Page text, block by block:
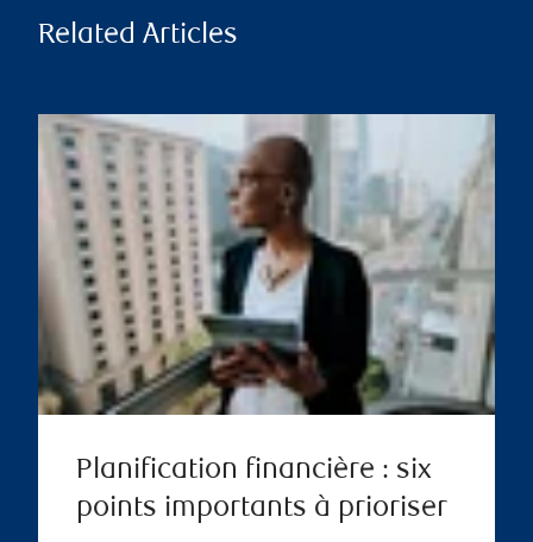
Related Articles
Planification financière : six
points importants à prioriser